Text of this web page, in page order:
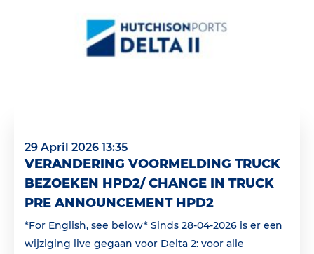
29 April 2026 13:35
VERANDERING VOORMELDING TRUCK
BEZOEKEN HPD2/ CHANGE IN TRUCK
PRE ANNOUNCEMENT HPD2
*For English, see below* Sinds 28-04-2026 is er een
wijziging live gegaan voor Delta 2: voor alle